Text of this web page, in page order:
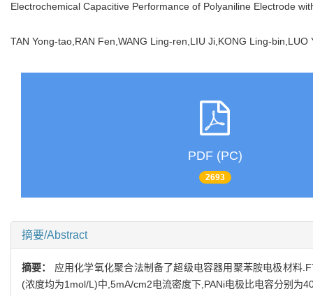
Electrochemical Capacitive Performance of Polyaniline Electrode
TAN Yong-tao,RAN Fen,WANG Ling-ren,LIU Ji,KONG Ling-
PDF (PC)
2693
摘要/Abstract
摘要： 应用化学氧化聚合法制备了超级电容器用聚苯胺电极材料
(浓度均为1mol/L)中,5mA/cm2电流密度下,PANi电极比电容分别